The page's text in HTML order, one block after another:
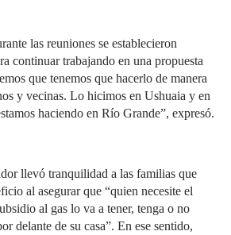
las reuniones se establecieron
continuar trabajando en una propuesta
que tenemos que hacerlo de manera
y vecinas. Lo hicimos en Ushuaia y en
haciendo en Río Grande”, expresó.
llevó tranquilidad a las familias que
al asegurar que “quien necesite el
al gas lo va a tener, tenga o no
delante de su casa”. En ese sentido,